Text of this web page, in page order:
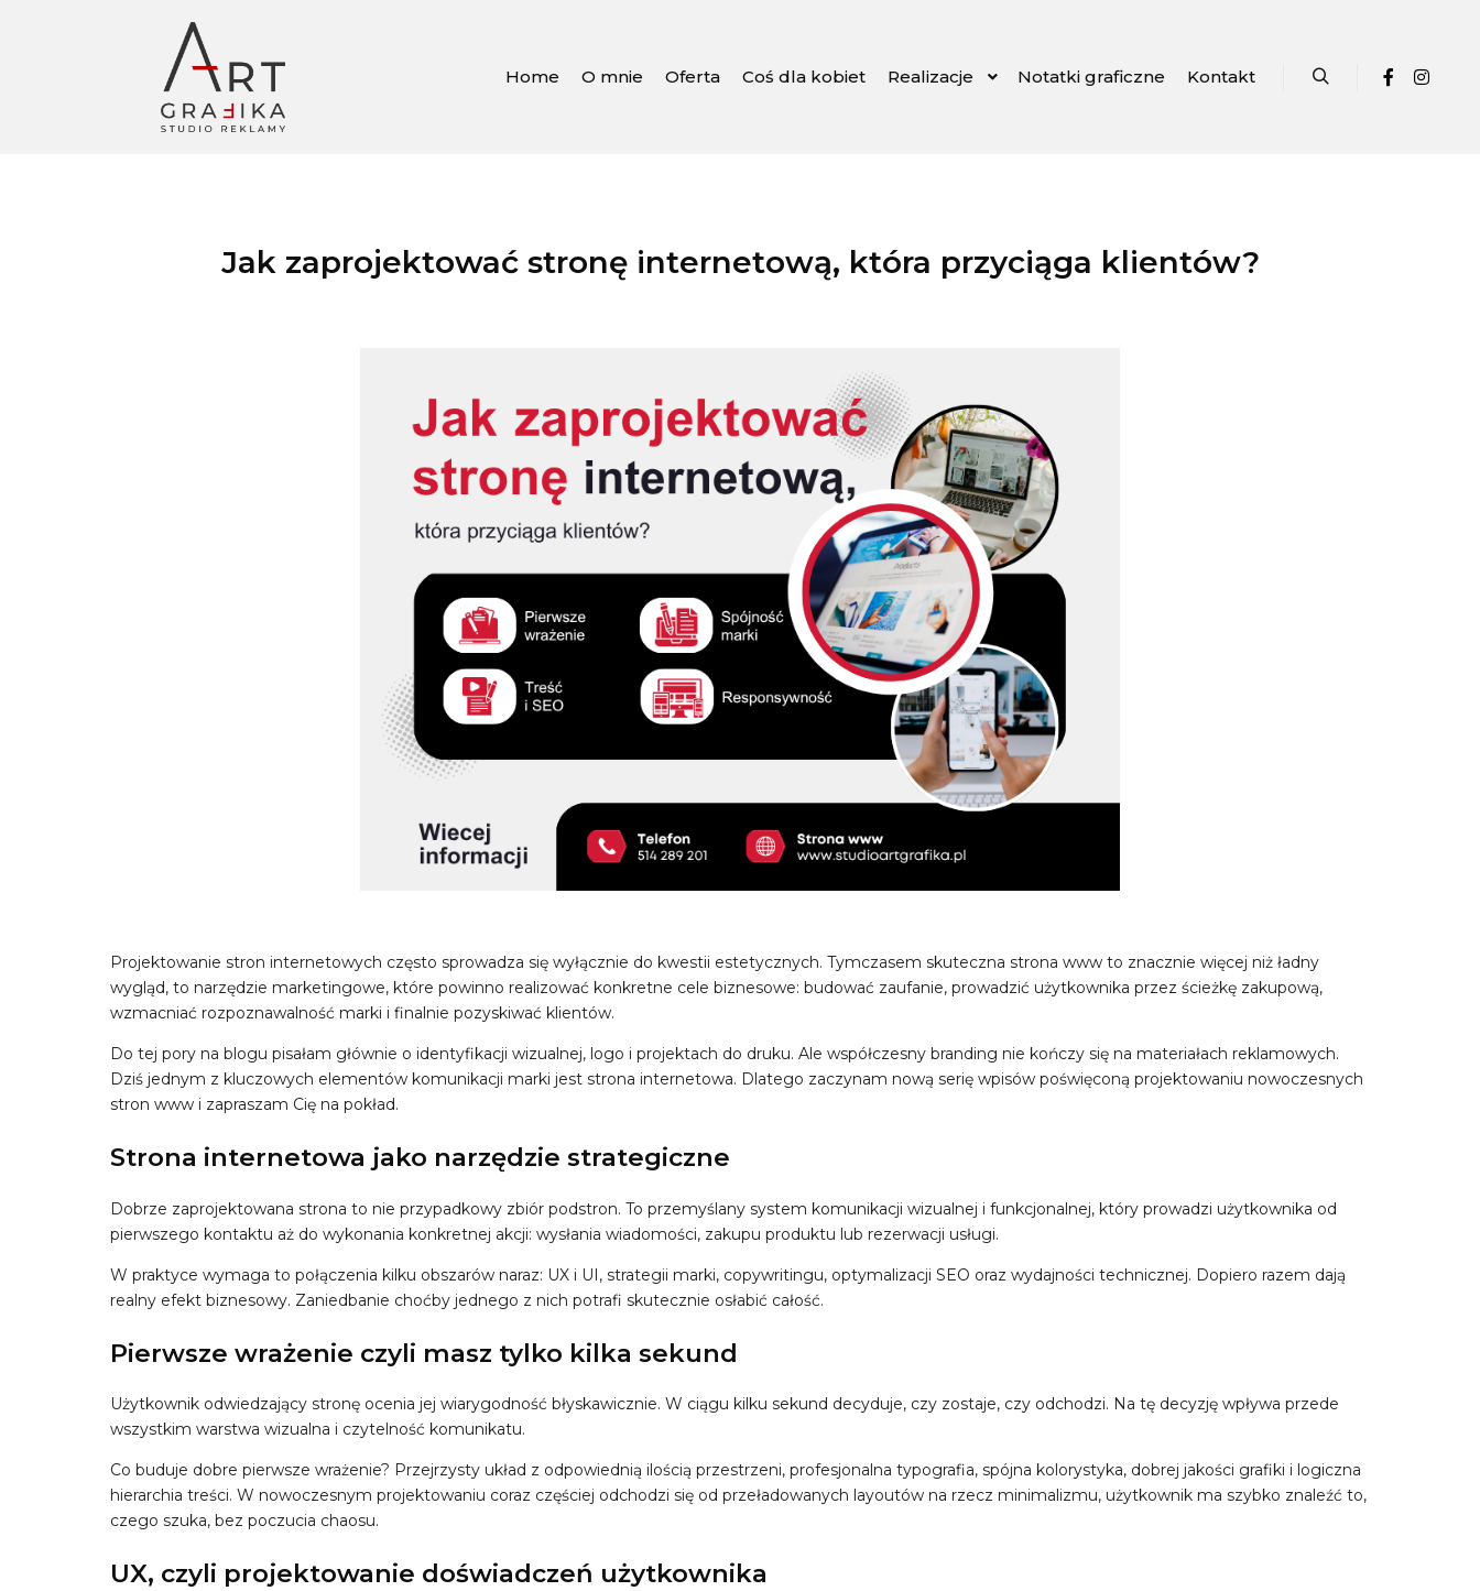
Home O mnie Oferta Coś dla kobiet Realizacje Notatki graficzne Kontakt
Jak zaprojektować stronę internetową, która przyciąga klientów?
Projektowanie stron internetowych często sprowadza się wyłącznie do kwestii estetycznych. Tymczasem skuteczna strona www to znacznie więcej niż ładny
wygląd, to narzędzie marketingowe, które powinno realizować konkretne cele biznesowe: budować zaufanie, prowadzić użytkownika przez ścieżkę zakupową,
wzmacniać rozpoznawalność marki i finalnie pozyskiwać klientów.
Do tej pory na blogu pisałam głównie o identyfikacji wizualnej, logo i projektach do druku. Ale współczesny branding nie kończy się na materiałach reklamowych.
Dziś jednym z kluczowych elementów komunikacji marki jest strona internetowa. Dlatego zaczynam nową serię wpisów poświęconą projektowaniu nowoczesnych
stron www i zapraszam Cię na pokład.
Strona internetowa jako narzędzie strategiczne
Dobrze zaprojektowana strona to nie przypadkowy zbiór podstron. To przemyślany system komunikacji wizualnej i funkcjonalnej, który prowadzi użytkownika od
pierwszego kontaktu aż do wykonania konkretnej akcji: wysłania wiadomości, zakupu produktu lub rezerwacji usługi.
W praktyce wymaga to połączenia kilku obszarów naraz: UX i UI, strategii marki, copywritingu, optymalizacji SEO oraz wydajności technicznej. Dopiero razem dają
realny efekt biznesowy. Zaniedbanie choćby jednego z nich potrafi skutecznie osłabić całość.
Pierwsze wrażenie czyli masz tylko kilka sekund
Użytkownik odwiedzający stronę ocenia jej wiarygodność błyskawicznie. W ciągu kilku sekund decyduje, czy zostaje, czy odchodzi. Na tę decyzję wpływa przede
wszystkim warstwa wizualna i czytelność komunikatu.
Co buduje dobre pierwsze wrażenie? Przejrzysty układ z odpowiednią ilością przestrzeni, profesjonalna typografia, spójna kolorystyka, dobrej jakości grafiki i logiczna
hierarchia treści. W nowoczesnym projektowaniu coraz częściej odchodzi się od przeładowanych layoutów na rzecz minimalizmu, użytkownik ma szybko znaleźć to,
czego szuka, bez poczucia chaosu.
UX, czyli projektowanie doświadczeń użytkownika